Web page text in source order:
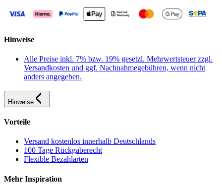
Hinweise
Alle Preise inkl. 7% bzw. 19% gesetzl. Mehrwertsteuer zzgl.
Versandkosten und ggf. Nachnahmegebühren, wenn nicht
anders angegeben.
Hinweise
Vorteile
Versand kostenlos innerhalb Deutschlands
100 Tage Rückgaberecht
Flexible Bezahlarten
Mehr Inspiration